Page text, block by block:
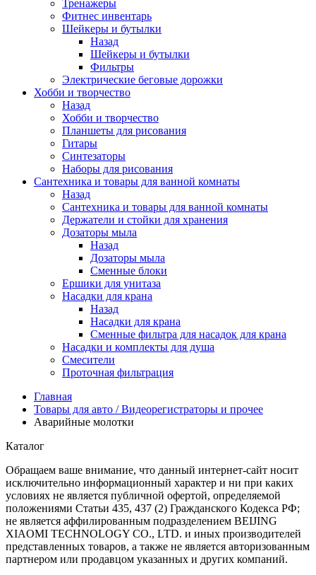
Тренажеры
Фитнес инвентарь
Шейкеры и бутылки
Назад
Шейкеры и бутылки
Фильтры
Электрические беговые дорожки
Хобби и творчество
Назад
Хобби и творчество
Планшеты для рисования
Гитары
Синтезаторы
Наборы для рисования
Сантехника и товары для ванной комнаты
Назад
Сантехника и товары для ванной комнаты
Держатели и стойки для хранения
Дозаторы мыла
Назад
Дозаторы мыла
Сменные блоки
Ершики для унитаза
Насадки для крана
Назад
Насадки для крана
Сменные фильтра для насадок для крана
Насадки и комплекты для душа
Смесители
Проточная фильтрация
Главная
Товары для авто / Видеорегистраторы и прочее
Аварийные молотки
Каталог
Обращаем ваше внимание, что данный интернет-сайт носит
исключительно информационный характер и ни при каких
условиях не является публичной офертой, определяемой
положениями Статьи 435, 437 (2) Гражданского Кодекса РФ;
не является аффилированным подразделением BEIJING
XIAOMI TECHNOLOGY CO., LTD. и иных производителей
представленных товаров, а также не является авторизованным
партнером или продавцом указанных и других компаний.